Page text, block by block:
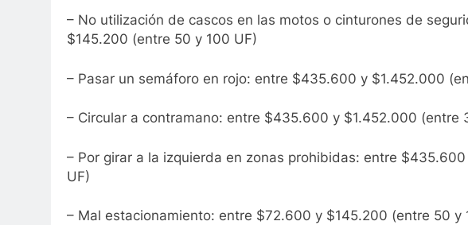
– No utilización de cascos en las motos o cinturones de
$145.200 (entre 50 y 100 UF)
– Pasar un semáforo en rojo: entre $435.600 y $1.452.000
– Circular a contramano: entre $435.600 y $1.452.000 (entre
– Por girar a la izquierda en zonas prohibidas: entre
UF)
– Mal estacionamiento: entre $72.600 y $145.200 (entre 50 y